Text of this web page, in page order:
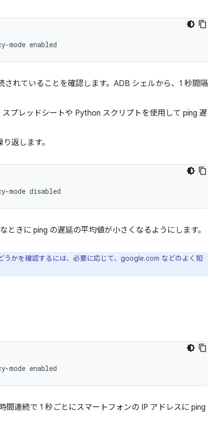
enabled
れていることを確認します。ADB シェルから、1 秒間隔
プレッドシートや Python スクリプトを使用して ping 遅
返します。
mode disabled
きに ping の遅延の平均値が小さくなるようにします。
うかを確認するには、必要に応じて、google.com などのよく知
enabled
連続で 1 秒ごとにスマートフォンの IP アドレスに ping